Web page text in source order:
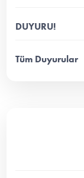
DUYURU!
Tüm Duyurular